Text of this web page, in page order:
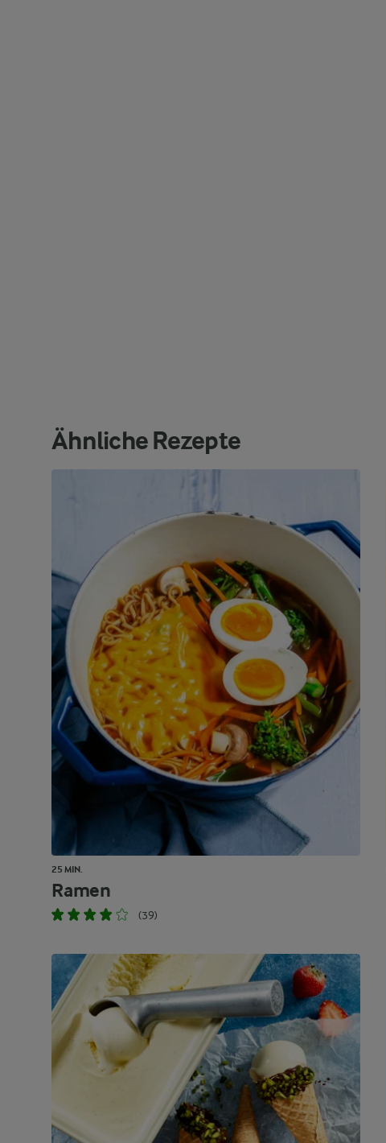
Ähnliche Rezepte
25 MIN.
Ramen
(39)